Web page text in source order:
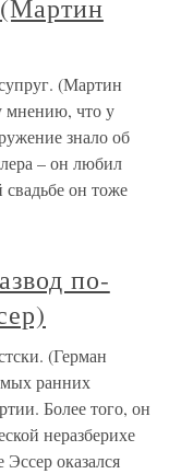
(Мартин
мнению, что у
знало об
– он любил
свадьбе он тоже
по-
(Герман
ранних
Более того, он
неразберихе
оказался